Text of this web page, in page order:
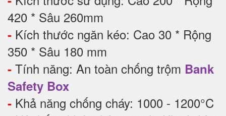
420 * Sâu 260mm
- Kích thước ngăn kéo: Cao 30 * Rộng
350 * Sâu 180 mm
- Tính năng: An toàn chống trộm Bank
Safety Box
- Khả năng chống cháy: 1000 - 1200°C